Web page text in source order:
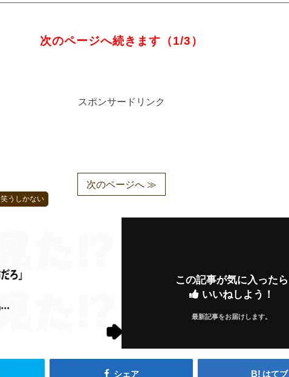
次のページへ続きます（1/3）
スポンサードリンク
次のページへ ≫
笑うしかない
この記事が気に入ったら
いいねしよう！
最新記事をお届けします。
シェア はてブ